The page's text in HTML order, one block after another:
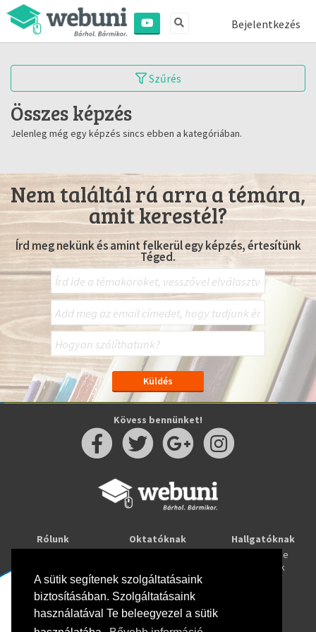
A sütik segítenek szolgáltatásaink
biztosításában. Szolgáltatásaink
használatával Te beleegyezel a sütik
Bejelentkezés
Szűrés
Összes képzés
Jelenleg még egy képzés sincs ebben a kategóriában.
Nem találtál rá arra a témára,
amit kerestél?
Írd meg nekünk és amint felkerül egy képzés, értesítünk
Téged.
Kövess bennünket!
Rólunk
Oktatóknak
Webuni Stúdió
Hallgatóknak
Tanulj online
Képzések
Info
Adatkezelési tájékoztató
ÁSZF